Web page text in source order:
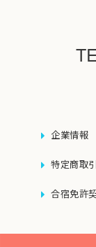
企業情報
特定商取
合宿免許